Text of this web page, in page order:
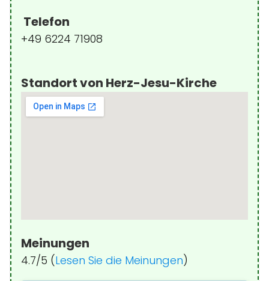
Telefon
+49 6224 71908
Standort von Herz-Jesu-Kirche
Meinungen
4.7/5 (Lesen Sie die Meinungen)